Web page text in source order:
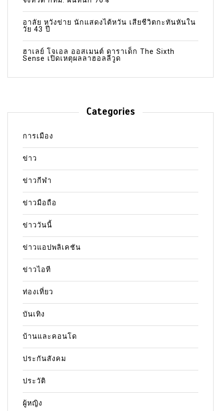
อาลัย หวังข่าย นักแสดงไต้หวัน เสียชีวิตกะทันหันใน
วัย 43 ปี
ฮาเลย์ โจเอล ออสเมนต์ ดาราเด็ก The Sixth
Sense เปิดเหตุผลลาฮอลลีวูด
Categories
การเมือง
ข่าว
ข่าวกีฬา
ข่าวมือถือ
ข่าววันนี้
ข่าวแอปพลิเคชัน
ข่าวไอที
ท่องเที่ยว
บันเทิง
บ้านและคอนโด
ประกันสังคม
ประวัติ
ผู้หญิง